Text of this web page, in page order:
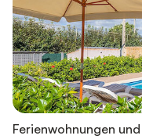
Ferienwohnungen